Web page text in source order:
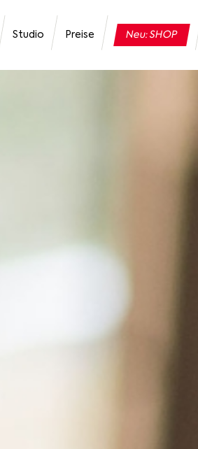
Studio Preise Neu: SHOP